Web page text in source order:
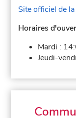
Site officiel de
Horaires
Mardi :
Jeudi-